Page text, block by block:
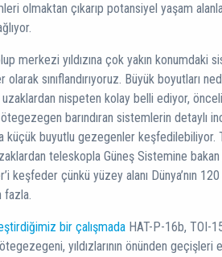
olmaktan çıkarıp potansiyel yaşam
merkezi yıldızına çok yakın konumdaki
sınıflandırıyoruz. Büyük boyutları
nispeten kolay belli ediyor,
barındıran sistemlerin detaylı
küçük buyutlu gezegenler keşfedilebiliyor.
teleskopla Güneş Sistemine
keşfeder çünkü yüzey alanı Dünya’nın
fazla.
bir çalışmada HAT-P-16b, TOI-
yıldızlarının önünden geçişleri